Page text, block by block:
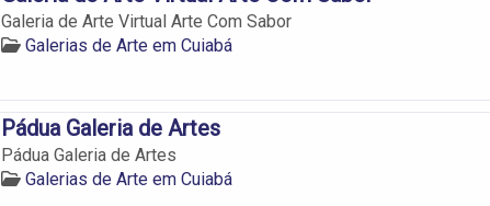
Galeria de Arte Virtual Arte Com Sabor
Galerias de Arte em Cuiabá
Pádua Galeria de Artes
Pádua Galeria de Artes
Galerias de Arte em Cuiabá